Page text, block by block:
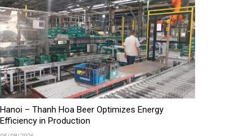
Hanoi – Thanh Hoa Beer Optimizes Energy
Efficiency in Production